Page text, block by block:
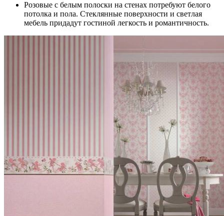
Розовые с белым полоски на стенах потребуют белого
потолка и пола. Стеклянные поверхности и светлая
мебель придадут гостиной легкость и романтичность.